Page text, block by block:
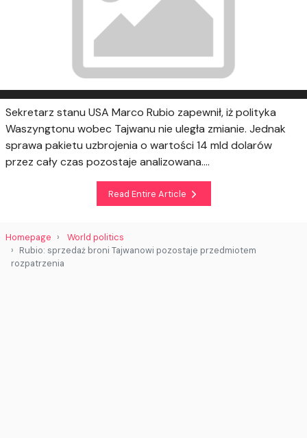
Sekretarz stanu USA Marco Rubio zapewnił, iż polityka
Waszyngtonu wobec Tajwanu nie uległa zmianie. Jednak
sprawa pakietu uzbrojenia o wartości 14 mld dolarów
przez cały czas pozostaje analizowana....
Read Entire Article
Homepage
World politics
Rubio: sprzedaż broni Tajwanowi pozostaje przedmiotem
rozpatrzenia